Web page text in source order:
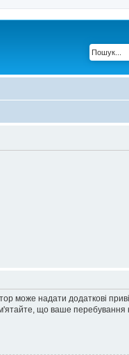
може надати додаткові
що ваше